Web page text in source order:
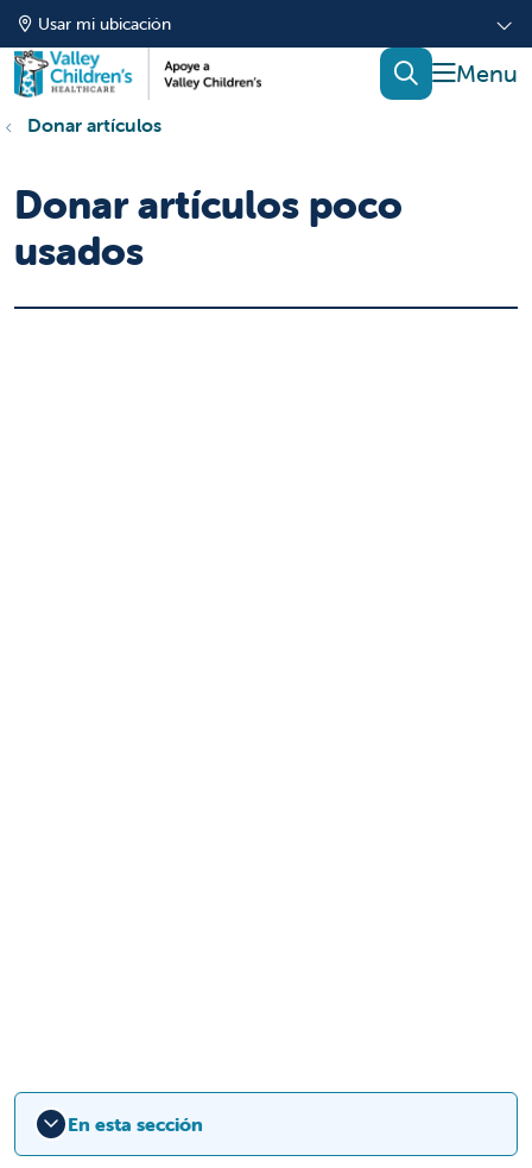
Usar mi ubicación
mostrar
buscar
Donar artículos
Donar artículos poco
usados
En esta sección